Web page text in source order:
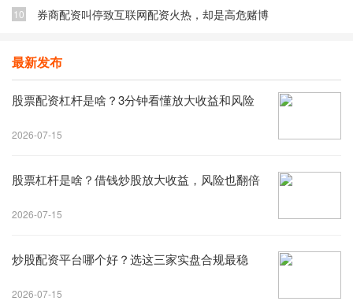
10 券商配资叫停致互联网配资火热，却是高危赌博
最新发布
股票配资杠杆是啥？3分钟看懂放大收益和风险
2026-07-15
股票杠杆是啥？借钱炒股放大收益，风险也翻倍
2026-07-15
炒股配资平台哪个好？选这三家实盘合规最稳
2026-07-15